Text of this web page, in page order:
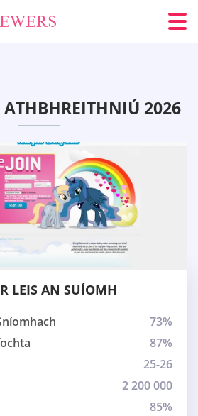
ATHBHREITHNIÚ 2026
LEIS AN SUÍOMH
73%
87%
25-26
2 200 000
85%